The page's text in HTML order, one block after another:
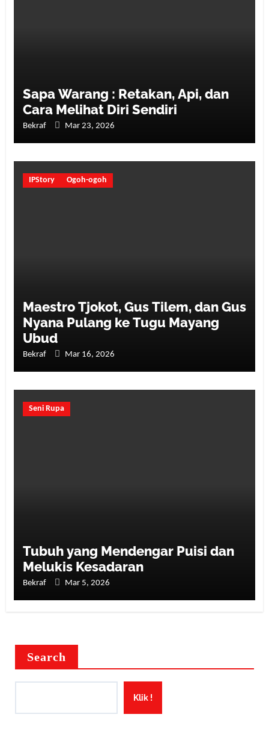
Sapa Warang : Retakan, Api, dan
Cara Melihat Diri Sendiri
Bekraf Mar 23, 2026
IPStory Ogoh-ogoh
Maestro Tjokot, Gus Tilem, dan Gus
Nyana Pulang ke Tugu Mayang
Ubud
Bekraf Mar 16, 2026
Seni Rupa
Tubuh yang Mendengar Puisi dan
Melukis Kesadaran
Bekraf Mar 5, 2026
Search
Klik !